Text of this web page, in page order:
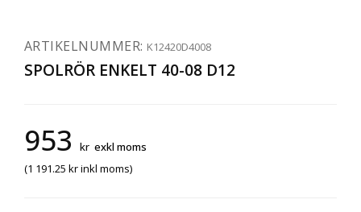
ARTIKELNUMMER: K12420D4008
SPOLRÖR ENKELT 40-08 D12
953 kr exkl moms
(1 191.25 krinkl moms)